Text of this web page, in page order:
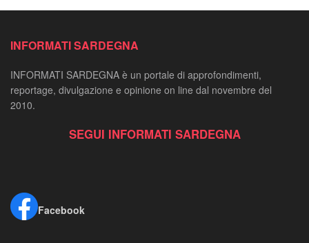
INFORMATI SARDEGNA
INFORMATI SARDEGNA è un portale di approfondimenti,
reportage, divulgazione e opinione on line dal novembre del
2010.
SEGUI INFORMATI SARDEGNA
Facebook